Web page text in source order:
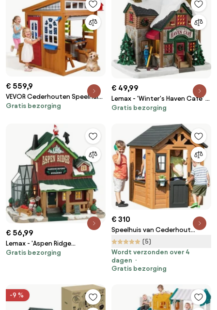
€ 559,9
VEVOR Cederhouten Speelhuis
voor Kinderen met Vogelnest,
Zwaartekrachtmuurset,
Opbergtas, Vensterbank,
Speelhuis voor 3- tot 10-
jarigen, Afgeronde Hoeken
Gratis bezorging
€ 49,99
Lemax - 'Winter's Haven Cafe' -
Verlicht gebouw
Gratis bezorging
€ 56,99
Lemax - 'Aspen Ridge
Landscaping &amp; Nursery' -
Gratis bezorging
€ 310
Speelhuis van Cederhout
Sweetwater
(5)
Wordt verzonden over 4
dagen
Gratis bezorging
-9 %